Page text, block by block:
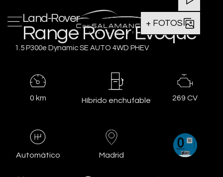
+ FOTOS
Land-Rover
Range Rover Evoque
1.5 P300e Dynamic SE AUTO 4WD PHEV
0 km Híbrido enchufable 269 CV
Automático Madrid